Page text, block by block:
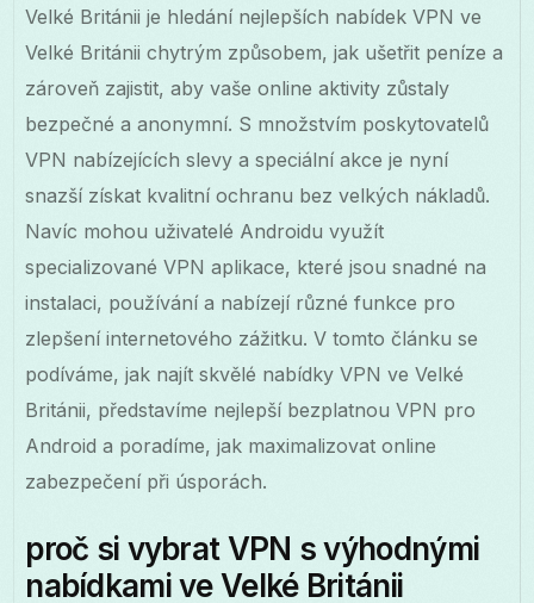
Velké Británii je hledání nejlepších nabídek VPN ve
Velké Británii chytrým způsobem, jak ušetřit peníze a
zároveň zajistit, aby vaše online aktivity zůstaly
bezpečné a anonymní. S množstvím poskytovatelů
VPN nabízejících slevy a speciální akce je nyní
snazší získat kvalitní ochranu bez velkých nákladů.
Navíc mohou uživatelé Androidu využít
specializované VPN aplikace, které jsou snadné na
instalaci, používání a nabízejí různé funkce pro
zlepšení internetového zážitku. V tomto článku se
podíváme, jak najít skvělé nabídky VPN ve Velké
Británii, představíme nejlepší bezplatnou VPN pro
Android a poradíme, jak maximalizovat online
zabezpečení při úsporách.
proč si vybrat VPN s výhodnými
nabídkami ve Velké Británii